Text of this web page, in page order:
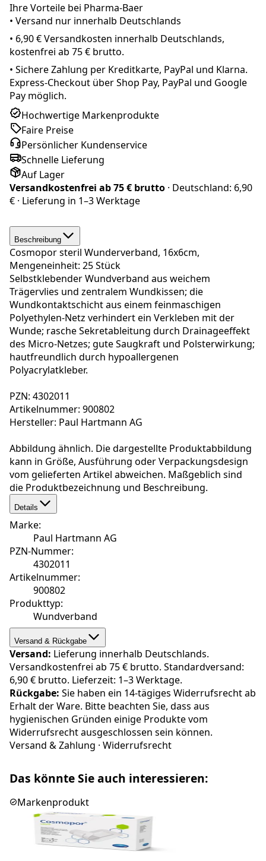
Ihre Vorteile bei Pharma-Baer
• Versand nur innerhalb Deutschlands
• 6,90 € Versandkosten innerhalb Deutschlands,
kostenfrei ab 75 € brutto.
• Sichere Zahlung per Kreditkarte, PayPal und Klarna.
Express-Checkout über Shop Pay, PayPal und Google
Pay möglich.
Hochwertige Markenprodukte
Faire Preise
Persönlicher Kundenservice
Schnelle Lieferung
Auf Lager
Versandkostenfrei ab75 € brutto · Deutschland: 6,90
€ · Lieferung in 1–3 Werktage
Beschreibung
Cosmopor steril Wunderverband, 16x6cm,
Mengeneinheit: 25 Stück
Selbstklebender Wundverband aus weichem
Trägervlies und zentralem Wundkissen; die
Wundkontaktschicht aus einem feinmaschigen
Polyethylen-Netz verhindert ein Verkleben mit der
Wunde; rasche Sekretableitung durch Drainageeffekt
des Micro-Netzes; gute Saugkraft und Polsterwirkung;
hautfreundlich durch hypoallergenen
Polyacrylatkleber.
PZN: 4302011
Artikelnummer: 900802
Hersteller: Paul Hartmann AG
Abbildung ähnlich. Die dargestellte Produktabbildung
kann in Größe, Ausführung oder Verpackungsdesign
vom gelieferten Artikel abweichen. Maßgeblich sind
die Produktbezeichnung und Beschreibung.
Details
Marke:
Paul Hartmann AG
PZN-Nummer:
4302011
Artikelnummer:
900802
Produkttyp:
Wundverband
Versand & Rückgabe
Versand: Lieferung innerhalb Deutschlands.
Versandkostenfrei ab 75 € brutto. Standardversand:
6,90 € brutto. Lieferzeit: 1–3 Werktage.
Rückgabe: Sie haben ein 14-tägiges Widerrufsrecht ab
Erhalt der Ware. Bitte beachten Sie, dass aus
hygienischen Gründen einige Produkte vom
Widerrufsrecht ausgeschlossen sein können.
Versand & Zahlung · Widerrufsrecht
Das könnte Sie auch interessieren:
Markenprodukt